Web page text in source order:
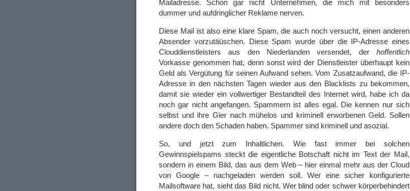
Mailadresse. Schon gar nicht Unternehmen, die mich mit besonders
dummer und aufdringlicher Reklame nerven.
Diese Mail ist also eine klare Spam, die auch noch versucht, einen anderen
Absender vorzutäüschen. Diese Spam wurde über die IP-Adresse eines
Clouddienstleisters aus den Niederlanden versendet, der hoffentlich
Vorkasse genommen hat, denn sonst wird der Dienstleister überhaupt kein
Geld als Vergütung für seinen Aufwand sehen. Vom Zusatzaufwand, die IP-
Adresse in den nächsten Tagen wieder aus den Blacklists zu bekommen,
damit sie wieder ein vollwertiger Bestandteil des Internet wird, habe ich da
noch gar nicht angefangen. Spammern ist alles egal. Die kennen nur sich
selbst und ihre Gier nach mühelos und kriminell erworbenen Geld. Sollen
andere doch den Schaden haben. Spammer sind kriminell und asozial.
So, und jetzt zum Inhaltlichen. Wie fast immer bei solchen
Gewinnspielspams steckt die eigentliche Botschaft nicht im Text der Mail,
sondern in einem Bild, das aus dem Web – hier einmal mehr aus der Cloud
von Google – nachgeladen werden soll. Wer eine sicher konfigurierte
Mailsoftware hat, sieht das Bild nicht. Wer blind oder schwer körperbehindert